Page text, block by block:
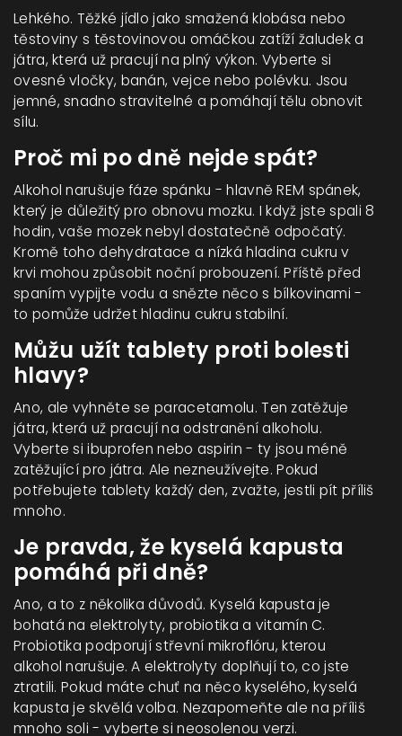
Lehkého. Těžké jídlo jako smažená klobása nebo
těstoviny s těstovinovou omáčkou zatíží žaludek a
játra, která už pracují na plný výkon. Vyberte si
ovesné vločky, banán, vejce nebo polévku. Jsou
jemné, snadno stravitelné a pomáhají tělu obnovit
sílu.
Proč mi po dně nejde spát?
Alkohol narušuje fáze spánku - hlavně REM spánek,
který je důležitý pro obnovu mozku. I když jste spali 8
hodin, vaše mozek nebyl dostatečně odpočatý.
Kromě toho dehydratace a nízká hladina cukru v
krvi mohou způsobit noční probouzení. Příště před
spaním vypijte vodu a snězte něco s bílkovinami -
to pomůže udržet hladinu cukru stabilní.
Můžu užít tablety proti bolesti
hlavy?
Ano, ale vyhněte se paracetamolu. Ten zatěžuje
játra, která už pracují na odstranění alkoholu.
Vyberte si ibuprofen nebo aspirin - ty jsou méně
zatěžující pro játra. Ale nezneužívejte. Pokud
potřebujete tablety každý den, zvažte, jestli pít příliš
mnoho.
Je pravda, že kyselá kapusta
pomáhá při dně?
Ano, a to z několika důvodů. Kyselá kapusta je
bohatá na elektrolyty, probiotika a vitamín C.
Probiotika podporují střevní mikroflóru, kterou
alkohol narušuje. A elektrolyty doplňují to, co jste
ztratili. Pokud máte chuť na něco kyselého, kyselá
kapusta je skvělá volba. Nezapomeňte ale na příliš
mnoho soli - vyberte si neosolenou verzi.